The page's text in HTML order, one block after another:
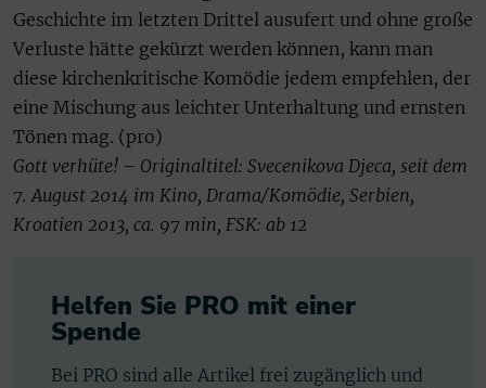
Geschichte im letzten Drittel ausufert und ohne große
Verluste hätte gekürzt werden können, kann man
diese kirchenkritische Komödie jedem empfehlen, der
eine Mischung aus leichter Unterhaltung und ernsten
Tönen mag. (pro)
Gott verhüte! – Originaltitel: Svecenikova Djeca, seit dem
7. August 2014 im Kino, Drama/Komödie, Serbien,
Kroatien 2013, ca. 97 min, FSK: ab 12
Helfen Sie PRO mit einer
Spende
Bei PRO sind alle Artikel frei zugänglich und